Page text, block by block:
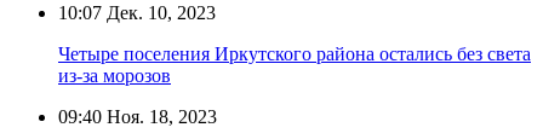
10:07 Дек. 10, 2023
Четыре поселения Иркутского района остались без света
из-за морозов
09:40 Ноя. 18, 2023